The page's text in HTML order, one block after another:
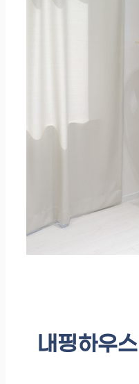
내핑하우